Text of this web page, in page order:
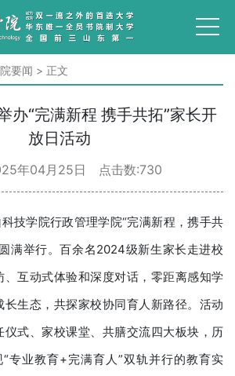
要闻 > 正文
办“完满新程 携手共拓”家长开
放日活动
年04月25日 点击数:730
技学院行政管理学院“完满新程，携手共
满举行。百余名2024级新生家长走进校
、互动式体验和深度对话，零距离感知学
生态，共探家校协同育人新路径。活动
仪式、家校课堂、共膳交流四大板块，历
专业教育+完满育人”双轨并行的教育实